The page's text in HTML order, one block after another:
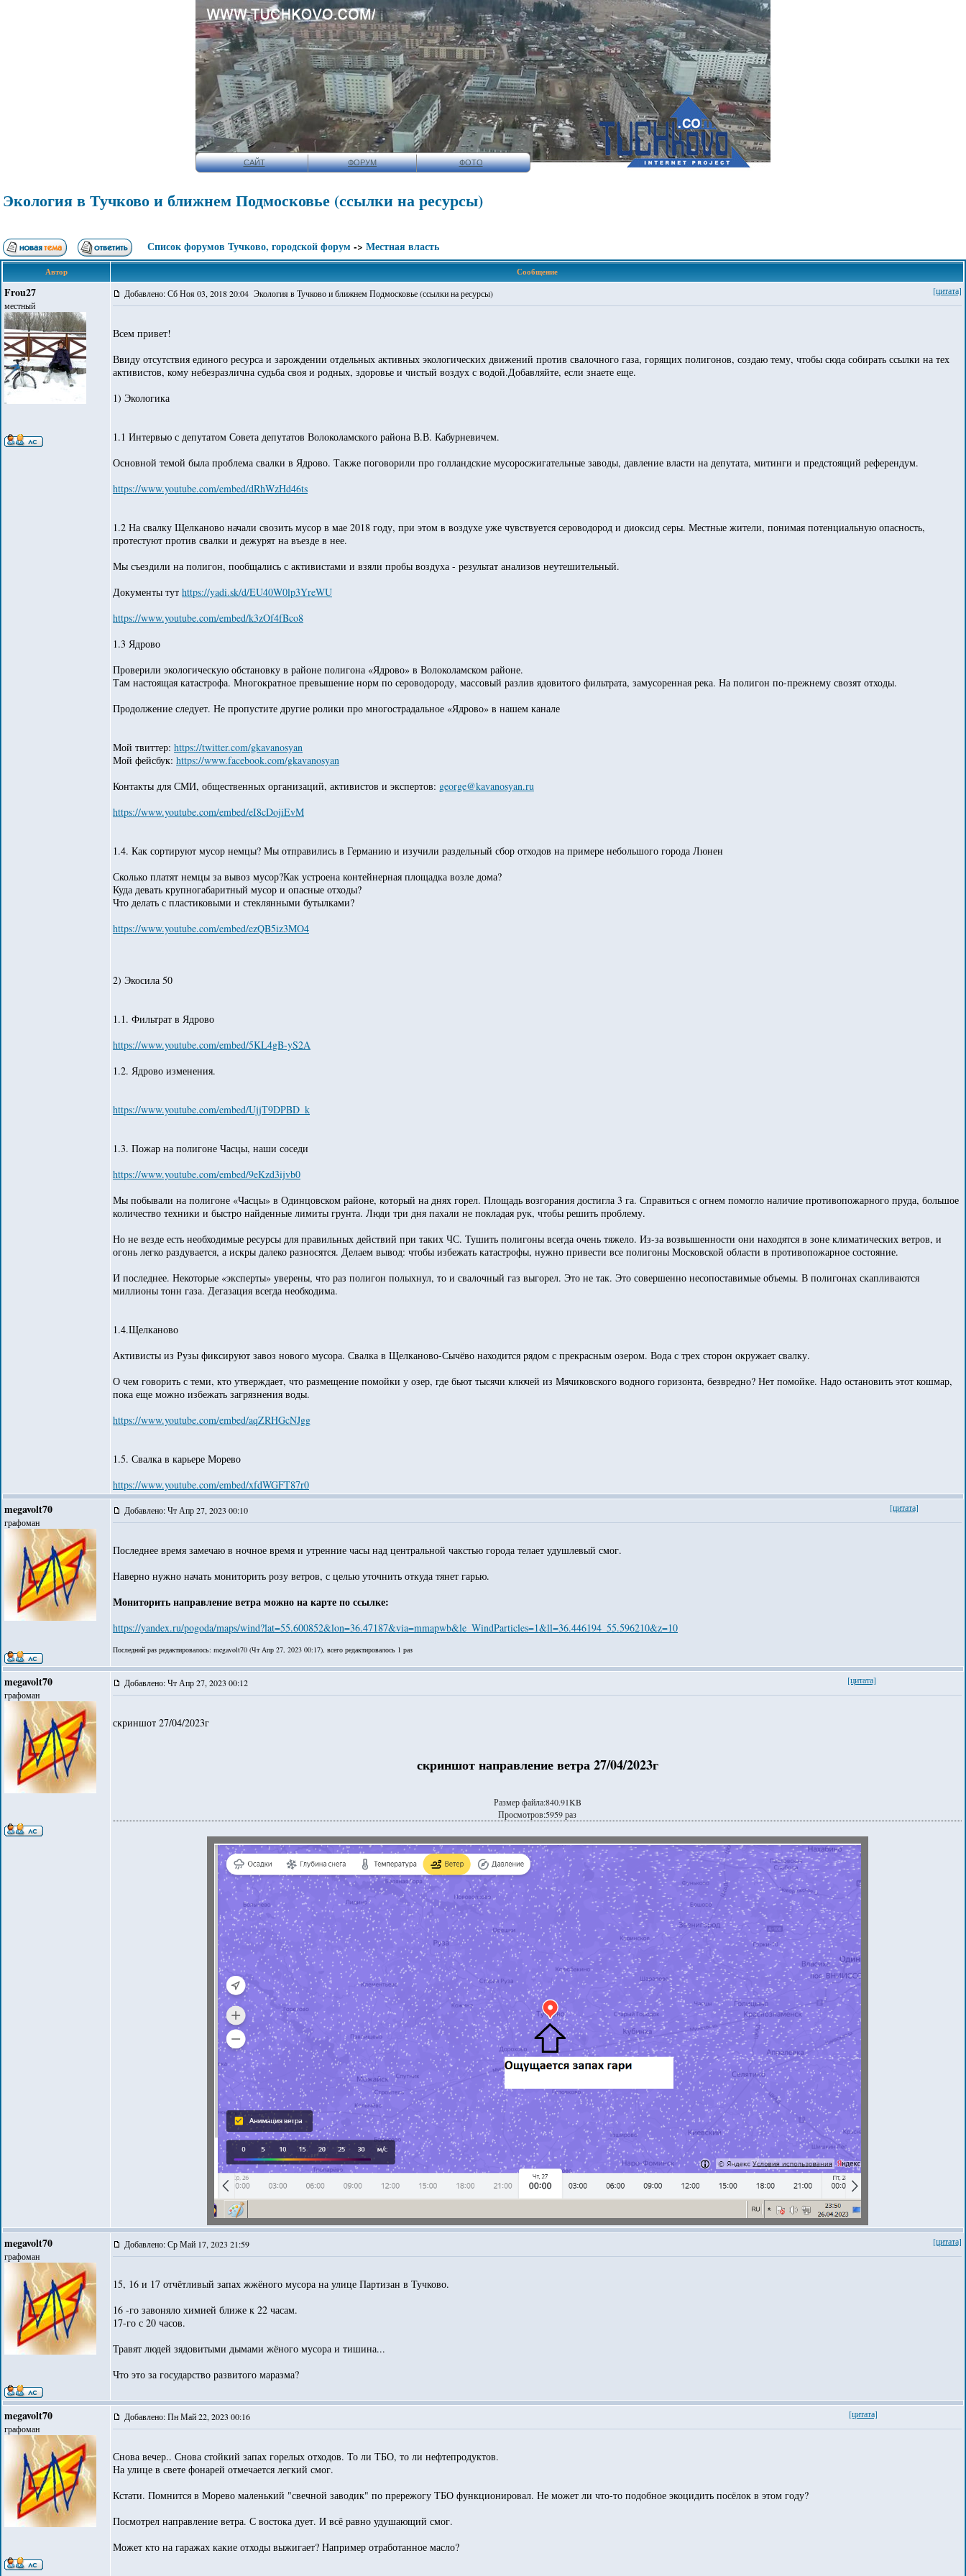
САЙТ ФОРУМ ФОТО
Экология в Тучково и ближнем Подмосковье (ссылки на ресурсы)
Список форумов Тучково, городской форум -> Местная власть
Автор Сообщение
Frou27
местный
Добавлено: Сб Ноя 03, 2018 20:04 Экология в Тучково и ближнем Подмосковье (ссылки на ресурсы) [цитата]
Всем привет!
Ввиду отсутствия единого ресурса и зарождении отдельных активных экологических движений против свалочного газа, горящих полигонов, создаю тему, чтобы сюда собирать ссылки на тех
активистов, кому небезразлична судьба своя и родных, здоровье и чистый воздух с водой.Добавляйте, если знаете еще.
1) Экологика
1.1 Интервью с депутатом Совета депутатов Волоколамского района В.В. Кабурневичем.
Основной темой была проблема свалки в Ядрово. Также поговорили про голландские мусоросжигательные заводы, давление власти на депутата, митинги и предстоящий референдум.
https://www.youtube.com/embed/dRhWzHd46ts
1.2 На свалку Щелканово начали свозить мусор в мае 2018 году, при этом в воздухе уже чувствуется сероводород и диоксид серы. Местные жители, понимая потенциальную опасность,
протестуют против свалки и дежурят на въезде в нее.
Мы съездили на полигон, пообщались с активистами и взяли пробы воздуха - результат анализов неутешительный.
Документы тут https://yadi.sk/d/EU40W0lp3YreWU
https://www.youtube.com/embed/k3zOf4fBco8
1.3 Ядрово
Проверили экологическую обстановку в районе полигона «Ядрово» в Волоколамском районе.
Там настоящая катастрофа. Многократное превышение норм по сероводороду, массовый разлив ядовитого фильтрата, замусоренная река. На полигон по-прежнему свозят отходы.
Продолжение следует. Не пропустите другие ролики про многострадальное «Ядрово» в нашем канале
Мой твиттер: https://twitter.com/gkavanosyan
Мой фейсбук: https://www.facebook.com/gkavanosyan
Контакты для СМИ, общественных организаций, активистов и экспертов: george@kavanosyan.ru
https://www.youtube.com/embed/eI8cDojiEvM
1.4. Как сортируют мусор немцы? Мы отправились в Германию и изучили раздельный сбор отходов на примере небольшого города Люнен
Сколько платят немцы за вывоз мусор?Как устроена контейнерная площадка возле дома?
Куда девать крупногабаритный мусор и опасные отходы?
Что делать с пластиковыми и стеклянными бутылками?
https://www.youtube.com/embed/ezQB5iz3MO4
2) Экосила 50
1.1. Фильтрат в Ядрово
https://www.youtube.com/embed/5KL4gB-yS2A
1.2. Ядрово изменения.
https://www.youtube.com/embed/UjjT9DPBD_k
1.3. Пожар на полигоне Часцы, наши соседи
https://www.youtube.com/embed/9eKzd3ijvb0
Мы побывали на полигоне «Часцы» в Одинцовском районе, который на днях горел. Площадь возгорания достигла 3 га. Справиться с огнем помогло наличие противопожарного пруда, большое
количество техники и быстро найденные лимиты грунта. Люди три дня пахали не покладая рук, чтобы решить проблему.
Но не везде есть необходимые ресурсы для правильных действий при таких ЧС. Тушить полигоны всегда очень тяжело. Из-за возвышенности они находятся в зоне климатических ветров, и
огонь легко раздувается, а искры далеко разносятся. Делаем вывод: чтобы избежать катастрофы, нужно привести все полигоны Московской области в противопожарное состояние.
И последнее. Некоторые «эксперты» уверены, что раз полигон полыхнул, то и свалочный газ выгорел. Это не так. Это совершенно несопоставимые объемы. В полигонах скапливаются
миллионы тонн газа. Дегазация всегда необходима.
1.4.Щелканово
Активисты из Рузы фиксируют завоз нового мусора. Свалка в Щелканово-Сычёво находится рядом с прекрасным озером. Вода с трех сторон окружает свалку.
О чем говорить с теми, кто утверждает, что размещение помойки у озер, где бьют тысячи ключей из Мячиковского водного горизонта, безвредно? Нет помойке. Надо остановить этот кошмар,
пока еще можно избежать загрязнения воды.
https://www.youtube.com/embed/aqZRHGcNJgg
1.5. Свалка в карьере Морево
https://www.youtube.com/embed/xfdWGFT87r0
megavolt70
графоман
Добавлено: Чт Апр 27, 2023 00:10 [цитата]
Последнее время замечаю в ночное время и утренние часы над центральной чакстью города телает удушлевый смог.
Наверно нужно начать мониторить розу ветров, с целью уточнить откуда тянет гарью.
Мониторить направление ветра можно на карте по ссылке:
https://yandex.ru/pogoda/maps/wind?lat=55.600852&lon=36.47187&via=mmapwb&le_WindParticles=1&ll=36.446194_55.596210&z=10
Последний раз редактировалось: megavolt70 (Чт Апр 27, 2023 00:17), всего редактировалось 1 раз
megavolt70
графоман
Добавлено: Чт Апр 27, 2023 00:12 [цитата]
скриншот 27/04/2023г
скриншот направление ветра 27/04/2023г
Размер файла:840.91KB
Просмотров:5959 раз
megavolt70
графоман
Добавлено: Ср Май 17, 2023 21:59 [цитата]
15, 16 и 17 отчётливый запах жжёного мусора на улице Партизан в Тучково.
16 -го завоняло химией ближе к 22 часам.
17-го с 20 часов.
Травят людей зядовитыми дымами жёного мусора и тишина...
Что это за государство развитого маразма?
megavolt70
графоман
Добавлено: Пн Май 22, 2023 00:16 [цитата]
Снова вечер.. Снова стойкий запах горелых отходов. То ли ТБО, то ли нефтепродуктов.
На улице в свете фонарей отмечается легкий смог.
Кстати. Помнится в Морево маленький "свечной заводик" по прережогу ТБО функционировал. Не может ли что-то подобное экоцидить посёлок в этом году?
Посмотрел направление ветра. С востока дует. И всё равно удушающий смог.
Может кто на гаражах какие отходы выжигает? Например отработанное масло?